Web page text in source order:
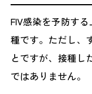
FIV感染を予防す
種です。ただし、
とですが、接種し
ではありません。